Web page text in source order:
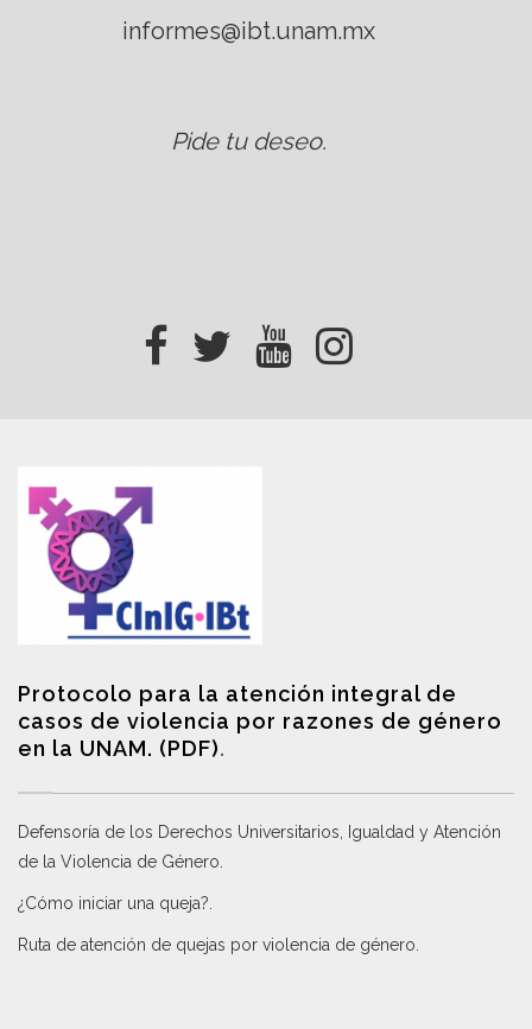
informes@ibt.unam.mx
Pide tu deseo.
Protocolo para la atención integral de
casos de violencia por razones de género
en la UNAM. (PDF).
Defensoría de los Derechos Universitarios, Igualdad y Atención
de la Violencia de Género
¿Cómo iniciar una queja?
Ruta de atención de quejas por violencia de género